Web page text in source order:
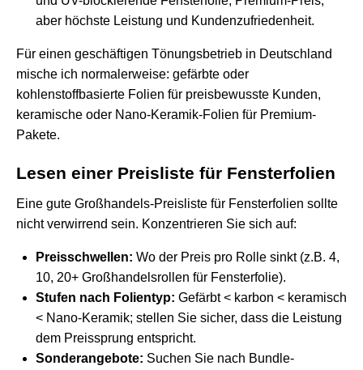
aber höchste Leistung und Kundenzufriedenheit.
Für einen geschäftigen Tönungsbetrieb in Deutschland
mische ich normalerweise: gefärbte oder
kohlenstoffbasierte Folien für preisbewusste Kunden,
keramische oder Nano-Keramik-Folien für Premium-
Pakete.
Lesen einer Preisliste für Fensterfolien
Eine gute Großhandels-Preisliste für Fensterfolien sollte
nicht verwirrend sein. Konzentrieren Sie sich auf:
Preisschwellen: Wo der Preis pro Rolle sinkt (z.B. 4,
10, 20+ Großhandelsrollen für Fensterfolie).
Stufen nach Folientyp: Gefärbt < karbon < keramisch
< Nano-Keramik; stellen Sie sicher, dass die Leistung
dem Preissprung entspricht.
Sonderangebote: Suchen Sie nach Bundle-